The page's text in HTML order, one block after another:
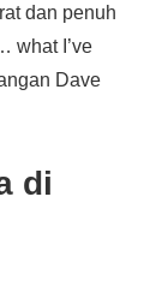
dan penuh
what I’ve
Dave
di